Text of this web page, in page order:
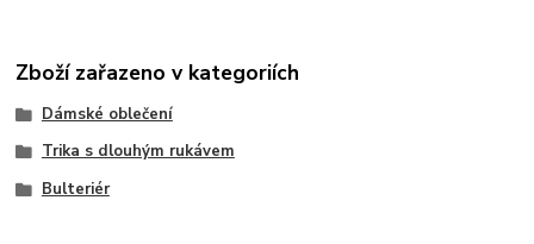
Zboží zařazeno v kategoriích
Dámské oblečení
Trika s dlouhým rukávem
Bulteriér